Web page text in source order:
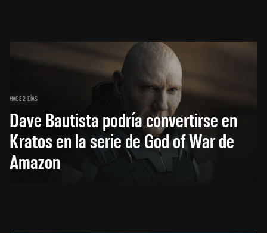
HACE 2 DÍAS
Dave Bautista podría convertirse en
Kratos en la serie de God of War de
Amazon